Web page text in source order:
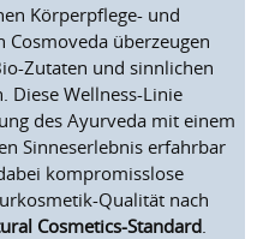
Körperpflege- und
Cosmoveda überzeugen
Zutaten und sinnlichen
Diese Wellness-Linie
des Ayurveda mit einem
Sinneserlebnis erfahrbar
kompromisslose
Qualität nach
Cosmetics-Standard